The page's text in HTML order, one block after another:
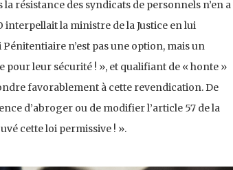
résistance des syndicats de personnels n’en a
interpellait la ministre de la Justice en lui
n’est pas une option, mais un
leur sécurité ! », et qualifiant de « honte »
favorablement à cette revendication. De
d’abroger ou de modifier l’article 57 de la
cette loi permissive ! ».